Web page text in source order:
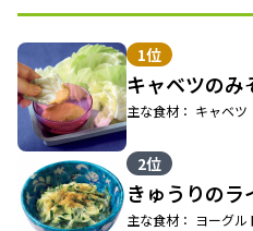
1位
キャベツのみ
主な食材： キャベツ
2位
きゅうりのラ
主な食材： ヨーグル